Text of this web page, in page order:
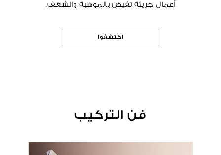
أعمال جريئة تفيض بالموهبة والشغف.
اكتشفوا
فن التركيب